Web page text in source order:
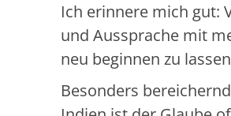
Ich erinnere mich gut:
und Aussprache mit
neu beginnen zu
Besonders